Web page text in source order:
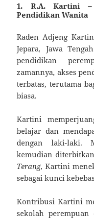
1. R.A. Kartini –
Pendidikan Wanita
Raden Adjeng
Jepara, Jawa
pendidikan
zamannya, akses
terbatas, terutama
biasa.
Kartini
belajar dan
dengan laki-laki.
kemudian diterbitkan
Terang, Kartini
sebagai kunci
Kontribusi Kartini
sekolah